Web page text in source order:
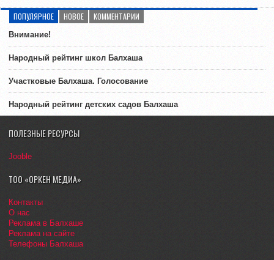
ПОПУЛЯРНОЕ НОВОЕ КОММЕНТАРИИ
Внимание!
Народный рейтинг школ Балхаша
Участковые Балхаша. Голосование
Народный рейтинг детских садов Балхаша
ПОЛЕЗНЫЕ РЕСУРСЫ
Jooble
ТОО «ОРКЕН МЕДИА»
Контакты
О нас
Реклама в Балхаше
Реклама на сайте
Телефоны Балхаша